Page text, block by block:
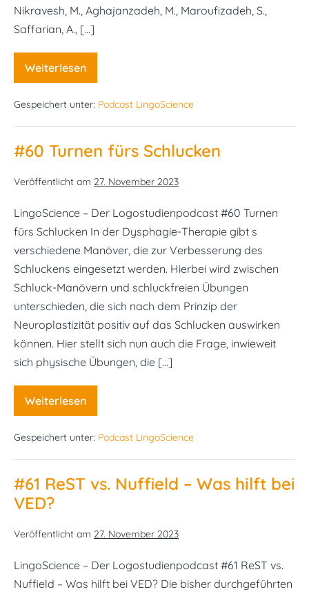
Nikravesh, M., Aghajanzadeh, M., Maroufizadeh, S.,
Saffarian, A., […]
Weiterlesen
#62
Arbeitsgedächtnistraining
Aphasie:
das
Gespeichert unter: Podcast LingoScience
#60 Turnen fürs Schlucken
Veröffentlicht am 27. November 2023
LingoScience – Der Logostudienpodcast #60 Turnen
fürs Schlucken In der Dysphagie-Therapie gibt s
verschiedene Manöver, die zur Verbesserung des
Schluckens eingesetzt werden. Hierbei wird zwischen
Schluck-Manövern und schluckfreien Übungen
unterschieden, die sich nach dem Prinzip der
Neuroplastizität positiv auf das Schlucken auswirken
können. Hier stellt sich nun auch die Frage, inwieweit
sich physische Übungen, die […]
Weiterlesen
#60
Turnen
Schlucken
Gespeichert unter: Podcast LingoScience
#61 ReST vs. Nuffield – Was hilft bei
VED?
Veröffentlicht am 27. November 2023
LingoScience – Der Logostudienpodcast #61 ReST vs.
Nuffield – Was hilft bei VED? Die bisher durchgeführten